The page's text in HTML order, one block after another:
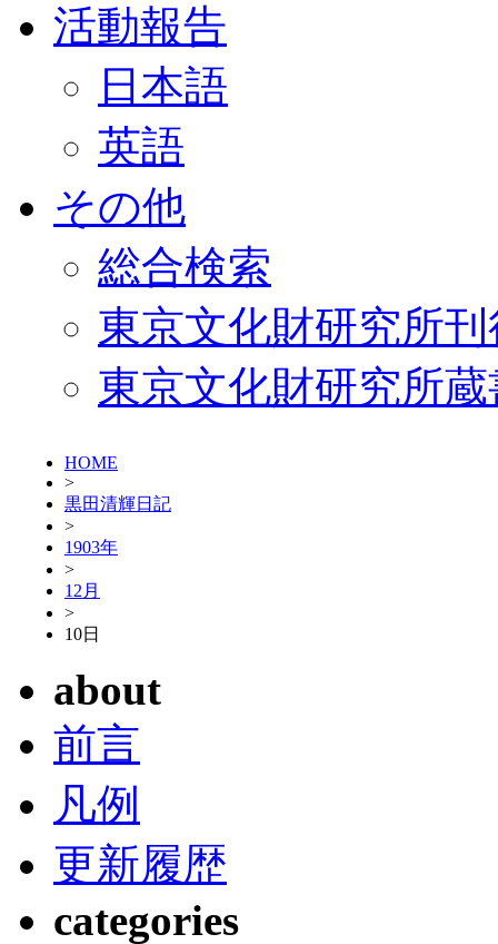
活動報告
日本語
英語
その他
総合検索
東京文化財研究所
東京文化財研究所
HOME
>
黒田清輝日記
>
1903年
>
12月
>
10日
about
前言
凡例
更新履歴
categories